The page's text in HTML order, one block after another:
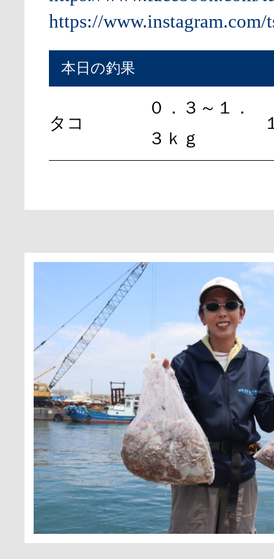
https://www.instagram.com/
本日の釣果
タコ
０．３～１．
３ｋｇ